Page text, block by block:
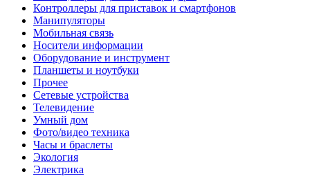
Контроллеры для приставок и смартфонов
Манипуляторы
Мобильная связь
Носители информации
Оборудование и инструмент
Планшеты и ноутбуки
Прочее
Сетевые устройства
Телевидение
Умный дом
Фото/видео техника
Часы и браслеты
Экология
Электрика